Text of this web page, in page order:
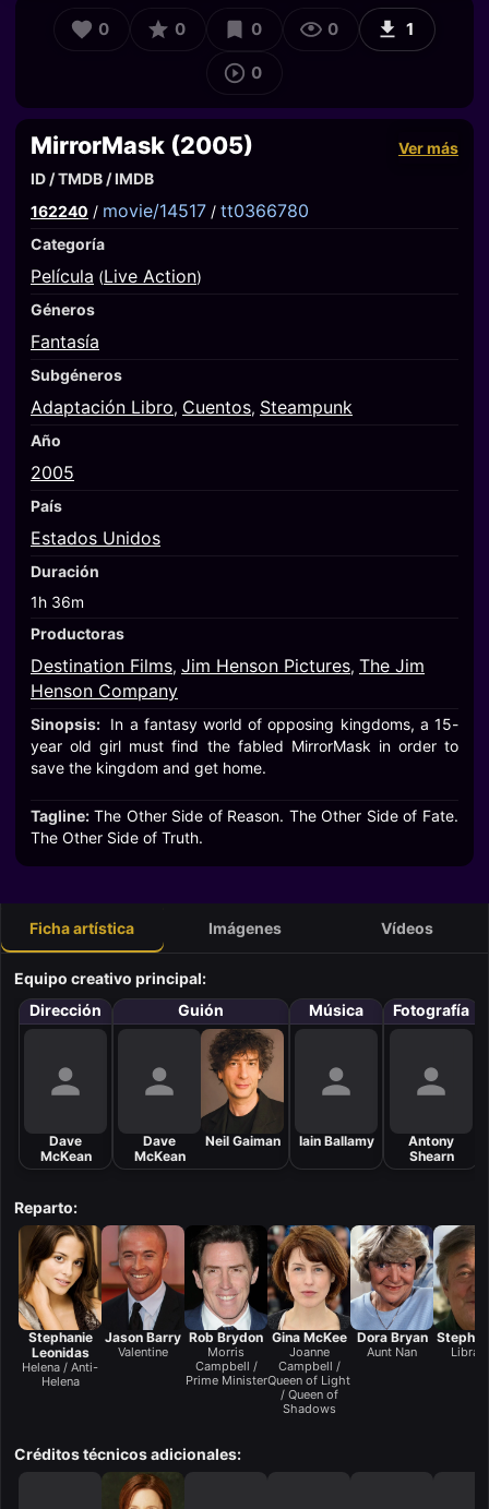
0 0 0 0 1
0
MirrorMask (2005)
Ver más
ID / TMDB / IMDB
162240 / movie/14517 / tt0366780
Categoría
Película (Live Action)
Géneros
Fantasía
Subgéneros
Adaptación Libro, Cuentos, Steampunk
Año
2005
País
Estados Unidos
Duración
1h 36m
Productoras
Destination Films, Jim Henson Pictures, The Jim
Henson Company
Sinopsis: In a fantasy world of opposing kingdoms, a 15-
year old girl must find the fabled MirrorMask in order to
save the kingdom and get home.
Tagline: The Other Side of Reason. The Other Side of Fate.
The Other Side of Truth.
Ficha artística Imágenes Vídeos
Equipo creativo principal:
Dirección
Dave
McKean
Guión
Dave
McKean
Neil Gaiman
Música
Iain Ballamy
Fotografía
Antony
Shearn
Reparto:
Stephanie
Leonidas
Helena / Anti-
Helena
Jason Barry
Valentine
Rob Brydon
Morris
Campbell /
Prime Minister
Gina McKee
Joanne
Campbell /
Queen of Light
/ Queen of
Shadows
Dora Bryan
Aunt Nan
Créditos técnicos adicionales: